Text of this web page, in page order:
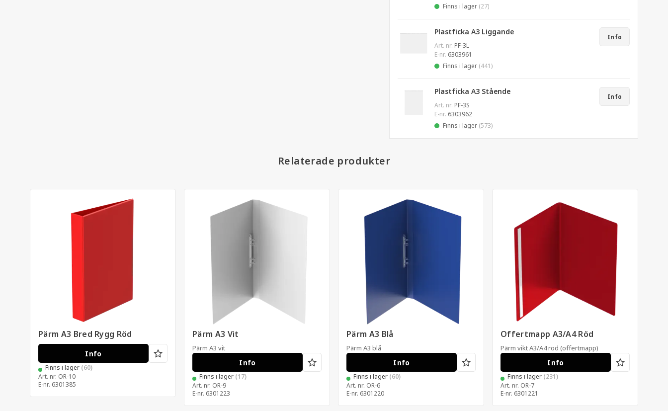
Finns i lager (27)
Plastficka A3 Liggande
Art. nr. PF-3L
E-nr. 6303961
Finns i lager (441)
Info
Plastficka A3 Stående
Art. nr. PF-3S
E-nr. 6303962
Finns i lager (573)
Info
Relaterade produkter
Pärm A3 Bred Rygg Röd
Info
Finns i lager (60)
Art. nr. OR-10
E-nr. 6301385
Pärm A3 Vit
Pärm A3 vit
Info
Finns i lager (17)
Art. nr. OR-9
E-nr. 6301223
Pärm A3 Blå
Pärm A3 blå
Info
Finns i lager (60)
Art. nr. OR-6
E-nr. 6301220
Offertmapp A3/A4 Röd
Pärm vikt A3/A4 rod (offertmapp)
Info
Finns i lager (231)
Art. nr. OR-7
E-nr. 6301221